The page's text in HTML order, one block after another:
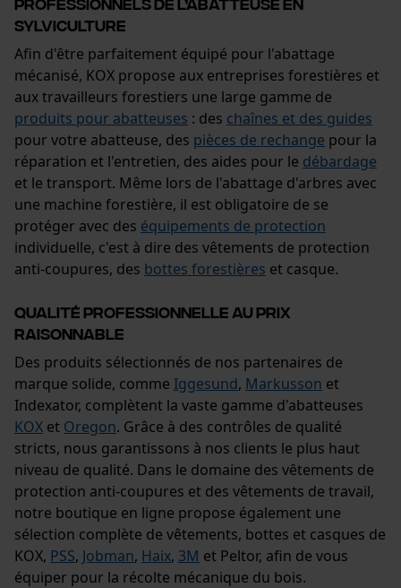
sylviculture
Afin d'être parfaitement équipé pour l'abattage
mécanisé, KOX propose aux entreprises forestières et
aux travailleurs forestiers une large gamme de
produits pour abatteuses : des chaînes et des guides
pour votre abatteuse, des pièces de rechange pour la
réparation et l'entretien, des aides pour le débardage
et le transport. Même lors de l'abattage d'arbres avec
une machine forestière, il est obligatoire de se
protéger avec des équipements de protection
individuelle, c'est à dire des vêtements de protection
anti-coupures, des bottes forestières et casque.
Qualité professionnelle au prix
raisonnable
Des produits sélectionnés de nos partenaires de
marque solide, comme Iggesund, Markusson et
Indexator, complètent la vaste gamme d'abatteuses
KOX et Oregon. Grâce à des contrôles de qualité
stricts, nous garantissons à nos clients le plus haut
niveau de qualité. Dans le domaine des vêtements de
protection anti-coupures et des vêtements de travail,
notre boutique en ligne propose également une
sélection complète de vêtements, bottes et casques de
KOX, PSS, Jobman, Haix, 3M et Peltor, afin de vous
équiper pour la récolte mécanique du bois.
Google Global Site Tag
Microsoft Advertising Universal
Event Tracking
Survicate